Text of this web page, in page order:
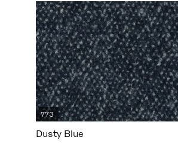
773
Dusty Blue